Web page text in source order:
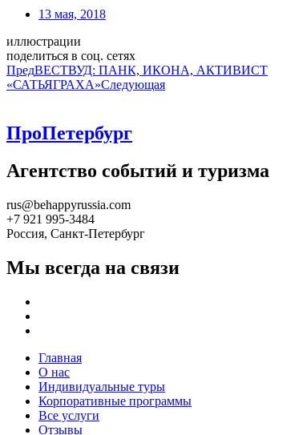
13 мая, 2018
иллюстрации
поделиться в соц. сетях
ПредВЕСТВУД: ПАНК, ИКОНА, АКТИВИСТ
«САТЬЯГРАХА»Следующая
ПроПетербург
Агентство событий и туризма
rus@behappyrussia.com
+7 921 995-3484
Россия, Санкт-Петербург
Мы всегда на связи
Главная
О нас
Индивидуальные туры
Корпоративные программы
Все услуги
Отзывы